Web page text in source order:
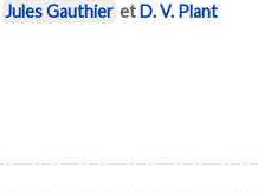
Jules Gauthier etD. V. Plant